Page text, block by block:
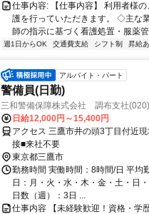
ます。
仕事内容: 【仕事内容】 利用者様
護を行っていただきます。 ◇主な
師の指示に基づく看護処置・服薬
週1日からOK 交通費支給 シフト制 昇給
アルバイト・パート
警備員(日勤)
三和警備保障株式会社 調布支社(020)
日給12,000円～15,400円
アクセス 三鷹市井の頭3丁目付近
接■来社不要
東京都三鷹市
勤務時間 実働時間：8時間/日 平均
日：月・火・水・木・金・土・日
日数（週）：3日 ...
仕事内容 【未経験歓迎！資格・